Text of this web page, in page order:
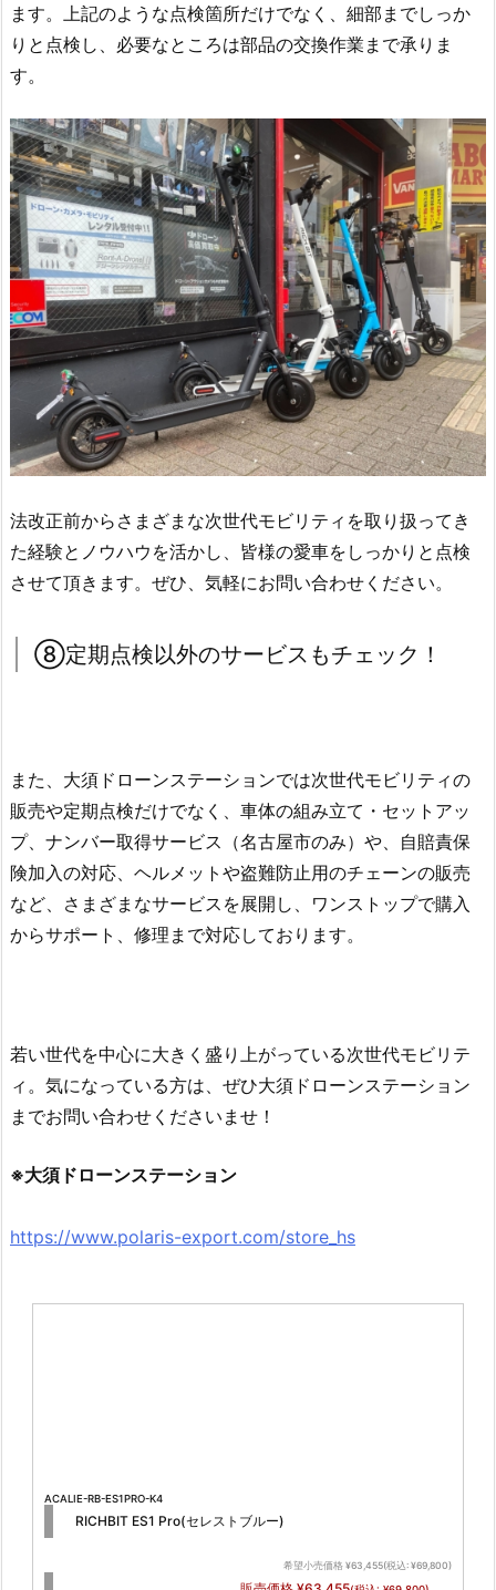
ます。上記のような点検箇所だけでなく、細部までしっか
りと点検し、必要なところは部品の交換作業まで承りま
す。
法改正前からさまざまな次世代モビリティを取り扱ってき
た経験とノウハウを活かし、皆様の愛車をしっかりと点検
させて頂きます。ぜひ、気軽にお問い合わせください。
⑧定期点検以外のサービスもチェック！
また、大須ドローンステーションでは次世代モビリティの
販売や定期点検だけでなく、車体の組み立て・セットアッ
プ、ナンバー取得サービス（名古屋市のみ）や、自賠責保
険加入の対応、ヘルメットや盗難防止用のチェーンの販売
など、さまざまなサービスを展開し、ワンストップで購入
からサポート、修理まで対応しております。
若い世代を中心に大きく盛り上がっている次世代モビリテ
ィ。気になっている方は、ぜひ大須ドローンステーション
までお問い合わせくださいませ！
※大須ドローンステーション
https://www.polaris-export.com/store_hs
ACALIE-RB-ES1PRO-K4
RICHBIT ES1 Pro(セレストブルー)
希望小売価格 ¥63,455(税込: ¥69,800)